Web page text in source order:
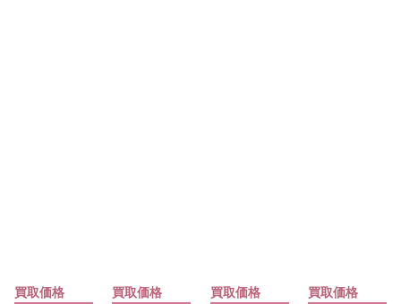
買取価格 買取価格 買取価格 買取価格